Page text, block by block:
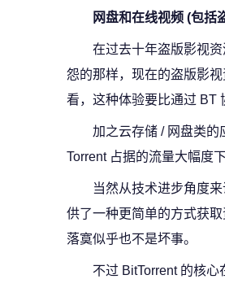
网盘和在线视频 (包括
在过去十年盗版影视
怨的那样，现在的盗版影
看，这种体验要比通过 BT
加之云存储 / 网盘类
Torrent 占据的流量大幅度
当然从技术进步角度
供了一种更简单的方式获
落寞似乎也不是坏事。
不过 BitTorrent 的核